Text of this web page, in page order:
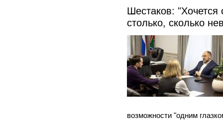
Шестаков: "Хочется
столько, сколько
возможности "одним